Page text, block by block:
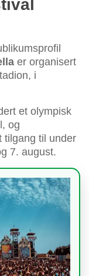
er organisert
i
et olympisk
og
tilgang til under
7. august.